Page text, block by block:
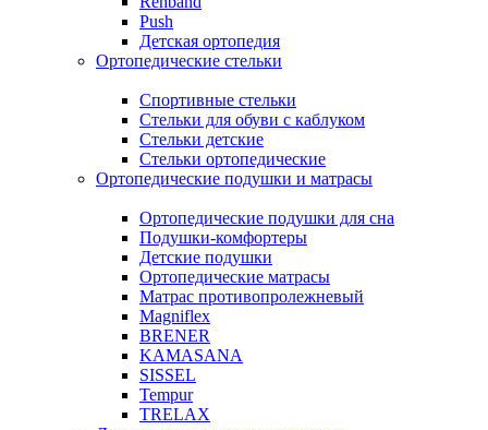
Push
Детская ортопедия
Ортопедические стельки
Спортивные стельки
Стельки для обуви с каблуком
Стельки детские
Стельки ортопедические
Ортопедические подушки и матрасы
Ортопедические подушки для сна
Подушки-комфортеры
Детские подушки
Ортопедические матрасы
Матрас противопролежневый
Magniflex
BRENER
KAMASANA
SISSEL
Tempur
TRELAX